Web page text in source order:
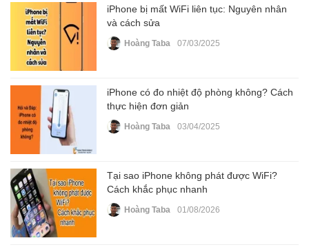
iPhone bị mất WiFi liên tục: Nguyên nhân
và cách sửa
Hoàng Taba 07/03/2025
iPhone có đo nhiệt độ phòng không? Cách
thực hiện đơn giản
Hoàng Taba 03/04/2025
Tại sao iPhone không phát được WiFi?
Cách khắc phục nhanh
Hoàng Taba 01/08/2026